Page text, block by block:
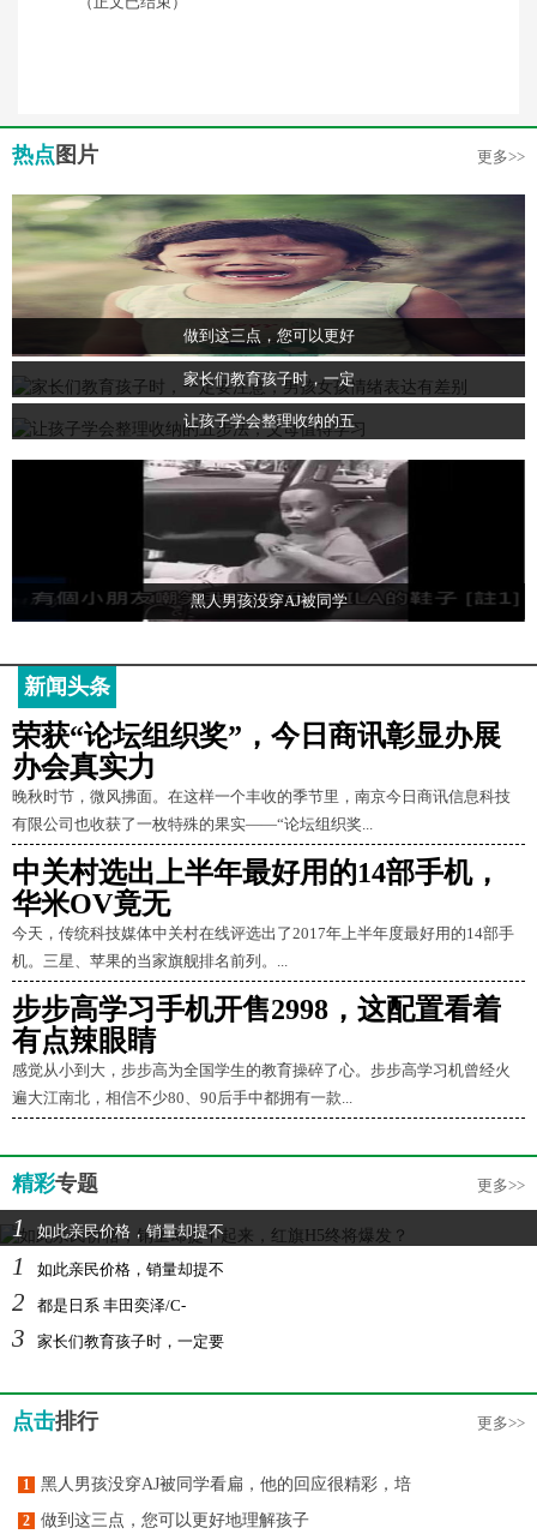
热点 图片 更多>>
做到这三点，您可以更好
家长们教育孩子时，一定
让孩子学会整理收纳的五
黑人男孩没穿AJ被同学
新闻头条
荣获“论坛组织奖”，今日商讯彰显办展
办会真实力
晚秋时节，微风拂面。在这样一个丰收的季节里，南京今日商讯信息科技
有限公司也收获了一枚特殊的果实——“论坛组织奖...
中关村选出上半年最好用的14部手机，
华米OV竟无
今天，传统科技媒体中关村在线评选出了2017年上半年度最好用的14部手
机。三星、苹果的当家旗舰排名前列。...
步步高学习手机开售2998，这配置看着
有点辣眼睛
感觉从小到大，步步高为全国学生的教育操碎了心。步步高学习机曾经火
遍大江南北，相信不少80、90后手中都拥有一款...
精彩专题 更多>>
1 如此亲民价格，销量却提不
1 如此亲民价格，销量却提不
2 都是日系 丰田奕泽/C-
3 家长们教育孩子时，一定要
点击排行 更多>>
1 黑人男孩没穿AJ被同学看扁，他的回应很精彩，培
2 做到这三点，您可以更好地理解孩子